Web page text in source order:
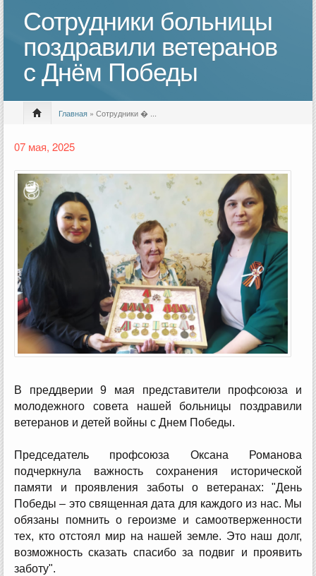
Сотрудники больницы
поздравили ветеранов
с Днём Победы
Главная » Сотрудники � ...
07 мая, 2025
В преддверии 9 мая представители профсоюза и
молодежного совета нашей больницы поздравили
ветеранов и детей войны с Днем Победы.
Председатель профсоюза Оксана Романова
подчеркнула важность сохранения исторической
памяти и проявления заботы о ветеранах: "День
Победы – это священная дата для каждого из нас. Мы
обязаны помнить о героизме и самоотверженности
тех, кто отстоял мир на нашей земле. Это наш долг,
возможность сказать спасибо за подвиг и проявить
заботу".